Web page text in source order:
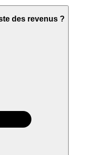
des revenus ?